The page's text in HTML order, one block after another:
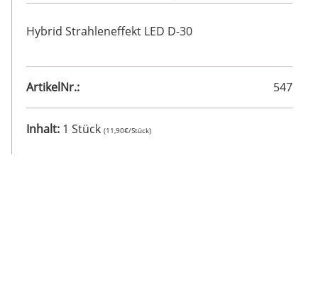
Hybrid Strahleneffekt LED D-30
ArtikelNr.: 547
Inhalt: 1 Stück (11,90€/Stück)